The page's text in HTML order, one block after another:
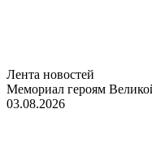
Лента новостей
Мемориал героям
03.08.2026